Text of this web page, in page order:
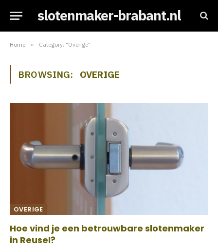
slotenmaker-brabant.nl
Home » Category: "Overige"
BROWSING: OVERIGE
OVERIGE
Hoe vind je een betrouwbare slotenmaker
in Reusel?